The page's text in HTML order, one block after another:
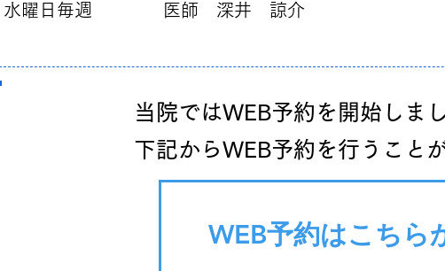
水曜日毎週 医師 深井 諒介 専門：
当院ではWEB予約を開始しまし
下記からWEB予約を行うこと
WEB予約はこちら